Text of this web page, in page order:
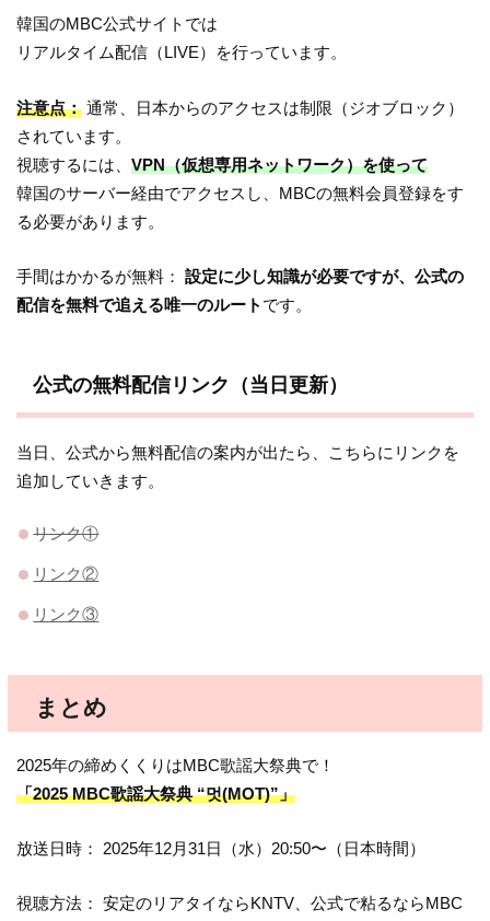
韓国のMBC公式サイトでは
リアルタイム配信（LIVE）を行っています。
注意点： 通常、日本からのアクセスは制限（ジオブロック）
されています。
視聴するには、VPN（仮想専用ネットワーク）を使って
韓国のサーバー経由でアクセスし、MBCの無料会員登録をす
る必要があります。
手間はかかるが無料：設定に少し知識が必要ですが、公式の
配信を無料で追える唯一のルート です。
公式の無料配信リンク（当日更新）
当日、公式から無料配信の案内が出たら、こちらにリンクを
追加していきます。
リンク①
リンク②
リンク③
まとめ
2025年の締めくくりはMBC歌謡大祭典で！
「2025 MBC歌謡大祭典 “멋(MOT)”」
放送日時： 2025年12月31日（水）20:50〜（日本時間）
視聴方法： 安定のリアタイならKNTV、公式で粘るならMBC